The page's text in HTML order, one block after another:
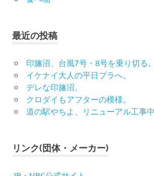
最近の投稿
印旛沼、台風7号・8号を乗り切る。
イケナイ大人の平日プラへ。
デレな印旛沼。
クロダイもアフターの模様。
道の駅やちよ、リニューアル工事中
リンク(団体・メーカー)